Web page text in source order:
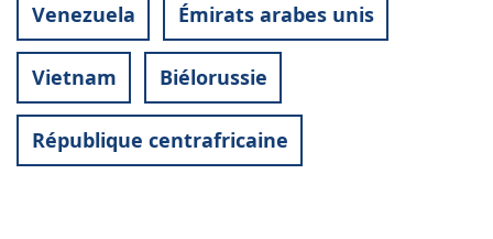
Venezuela Émirats arabes unis
Vietnam Biélorussie
République centrafricaine